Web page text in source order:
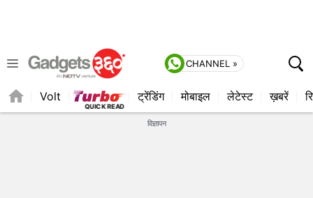
CHANNEL »
Volt
QUICK READ
ट्रेंडिंग मोबाइल लेटेस्ट ख़बरें
विज्ञापन